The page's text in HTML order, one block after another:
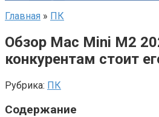
Главная » ПК
Обзор Mac Mini M2
конкурентам стоит
Рубрика: ПК
Содержание